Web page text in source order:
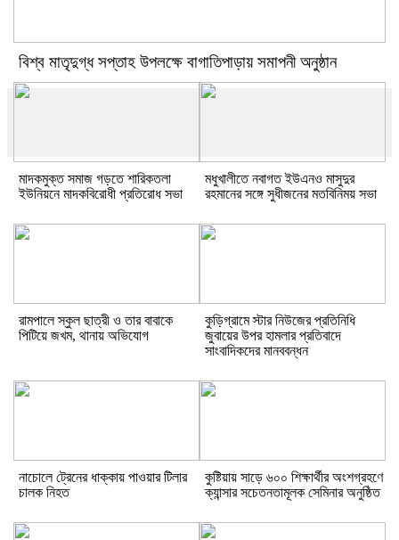
বিশ্ব মাতৃদুগ্ধ সপ্তাহ উপলক্ষে বাগাতিপাড়ায় সমাপনী অনুষ্ঠান
মাদকমুক্ত সমাজ গড়তে শারিকতলা
ইউনিয়নে মাদকবিরোধী প্রতিরোধ সভা
মধুখালীতে নবাগত ইউএনও মাসুদুর
রহমানের সঙ্গে সুধীজনের মতবিনিময় সভা
রামপালে স্কুল ছাত্রী ও তার বাবাকে
পিটিয়ে জখম, থানায় অভিযোগ
কুড়িগ্রামে স্টার নিউজের প্রতিনিধি
জুবায়ের উপর হামলার প্রতিবাদে
সাংবাদিকদের মানববন্ধন
নাচোলে ট্রেনের ধাক্কায় পাওয়ার টিলার
চালক নিহত
কুষ্টিয়ায় সাড়ে ৬০০ শিক্ষার্থীর অংশগ্রহণে
ক্যান্সার সচেতনতামূলক সেমিনার অনুষ্ঠিত